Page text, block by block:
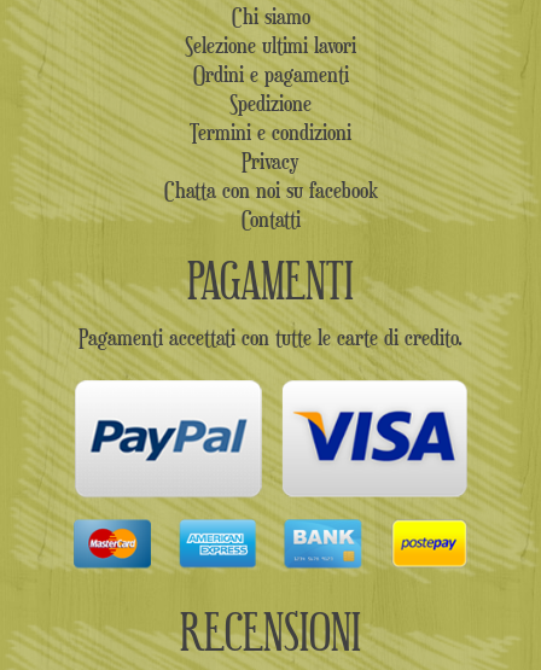
Chi siamo
Selezione ultimi lavori
Ordini e pagamenti
Spedizione
Termini e condizioni
Privacy
Chatta con noi su facebook
Contatti
PAGAMENTI
Pagamenti accettati con tutte le carte di credito.
RECENSIONI